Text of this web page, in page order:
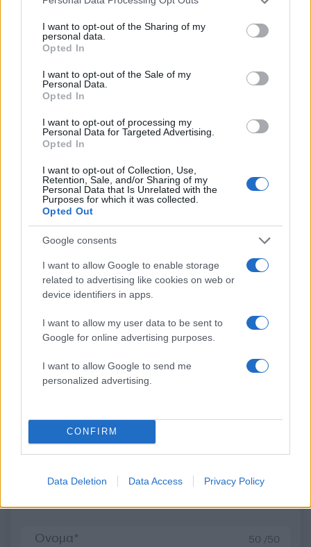
not limited to your visit or usage behaviour. You may click to
grant or deny consent to Google and its third-party tags to
use your data for below specified purposes in below Google
consent section.
I want to opt-out of the Sharing of my
personal data.
Opted In
I want to opt-out of the Sale of my
Personal Data.
Opted In
I want to opt-out of processing my
Personal Data for Targeted Advertising.
Opted In
I want to opt-out of Collection, Use,
Retention, Sale, and/or Sharing of my
Personal Data that Is Unrelated with the
Purposes for which it was collected.
Opted Out
Google consents
I want to allow Google to enable storage
related to advertising like cookies on web or
device identifiers in apps.
I want to allow my user data to be sent to
Google for online advertising purposes.
I want to allow Google to send me
personalized advertising.
CONFIRM
Data Deletion Data Access Privacy Policy
Σχόλια
50 /50
Αν τα χάσατε
Μαριάννα Τουμασάτου:
Είμαστε χωρίς οξυγόνο και
έχουμε μπει στο νάρθηκα,
χρόνια πριν
Σταμάτης Φασουλής:
εκατομμύριο
και του έδωσα ένα
δεν πάτησε άνθρωπος
αυτόν